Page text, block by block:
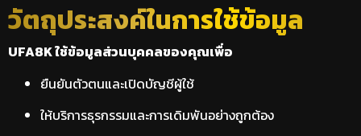
วัตถุประสงค์ในการใช้ข้อมูล
UFA8K ใช้ข้อมูลส่วนบุคคลของคุณเพื่อ
ยืนยันตัวตนและเปิดบัญชีผู้ใช้
ให้บริการธุรกรรมและการเดิมพันอย่างถูกต้อง